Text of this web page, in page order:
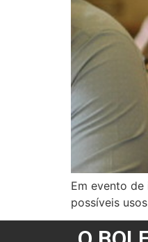
Em evento
possíveis